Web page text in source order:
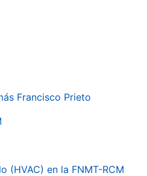
Francisco Prieto
(HVAC) en la FNMT-RCM